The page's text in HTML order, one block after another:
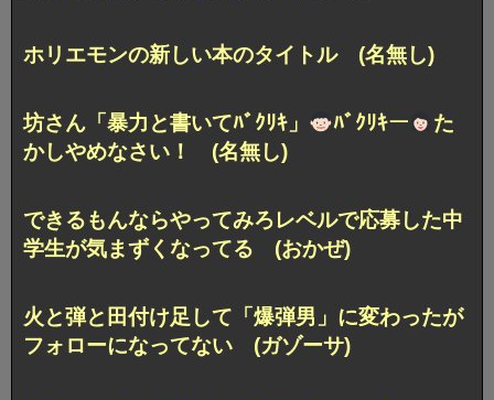
ホリエモンの新しい本のタイトル (名無し)
坊さん「暴力と書いてﾊﾞｸﾘｷ」 ﾊﾞｸﾘｷー
た
かしやめなさい！ (名無し)
できるもんならやってみろレベルで応募した中
学生が気まずくなってる (おかぜ)
火と弾と田付け足して「爆弾男」に変わったが
フォローになってない (ガゾーサ)